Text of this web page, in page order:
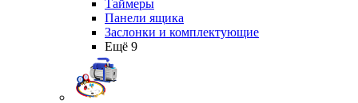
Таймеры
Панели ящика
Заслонки и комплектующие
Ещё 9